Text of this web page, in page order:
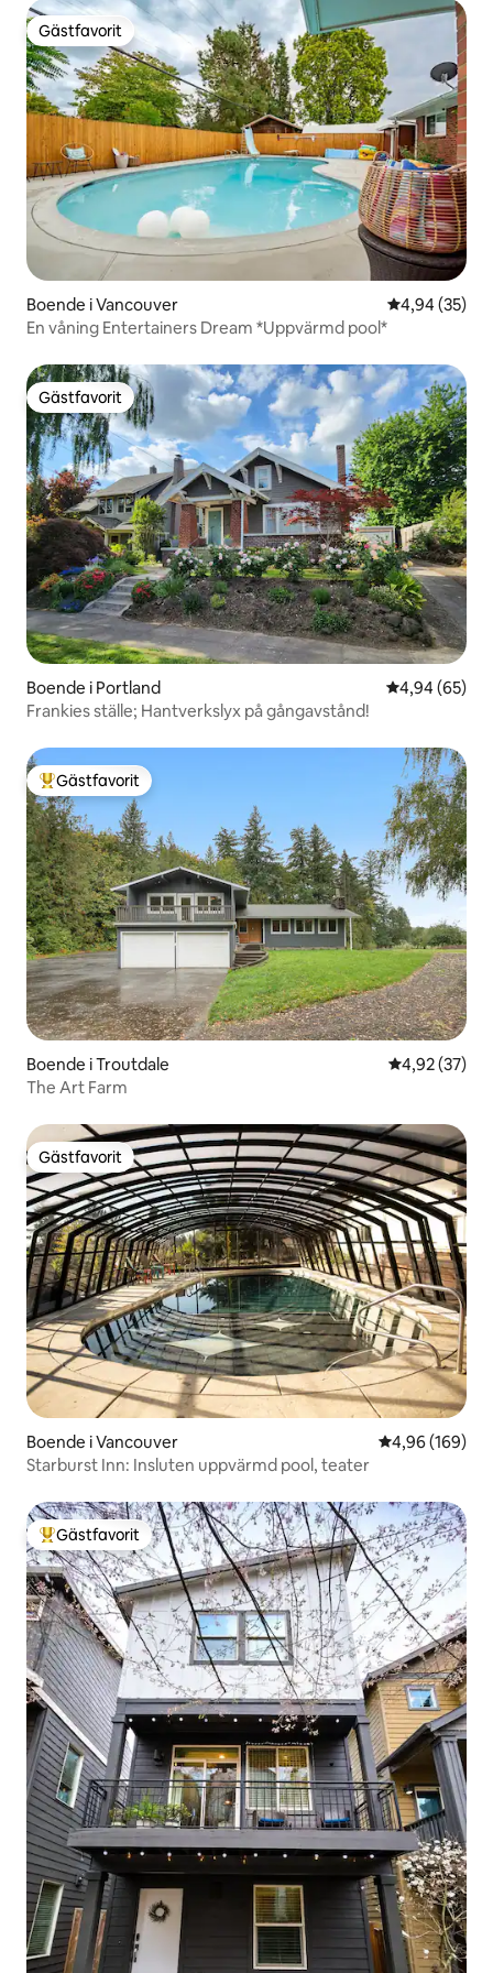
Gästfavorit
Gästfavorit
Boende i Vancouver 4,94 av 5 i
4,94 (35)
En våning Entertainers Dream *Uppvärmd pool*
Gästfavorit
Gästfavorit
Boende i Portland 4,94 av 5 i
4,94 (65)
Frankies ställe; Hantverkslyx på gångavstånd!
Populär gästfavorit
Gästfavorit
Boende i Troutdale 4,92 av 5 i
4,92 (37)
The Art Farm
Gästfavorit
Gästfavorit
Boende i Vancouver 4,96 av 5 i
4,96 (169)
Starburst Inn: Insluten uppvärmd pool, teater
Populär gästfavorit
Gästfavorit